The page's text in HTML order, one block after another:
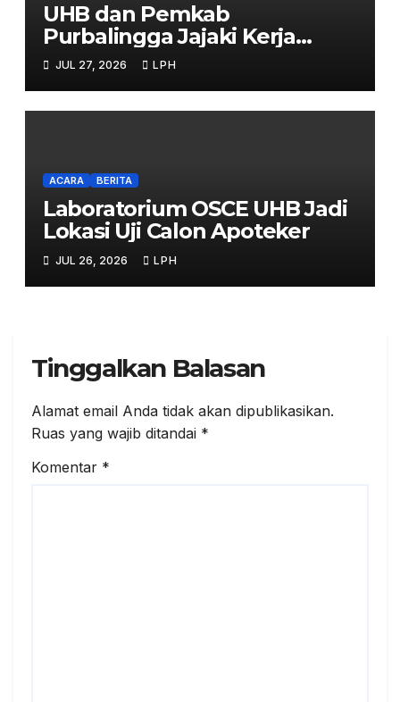
UHB dan Pemkab
Purbalingga Jajaki Kerja
Sama Strategis
JUL 27, 2026 LPH
ACARA BERITA
Laboratorium OSCE UHB Jadi
Lokasi Uji Calon Apoteker
JUL 26, 2026 LPH
Tinggalkan Balasan
Alamat email Anda tidak akan dipublikasikan.
Ruas yang wajib ditandai *
Komentar *